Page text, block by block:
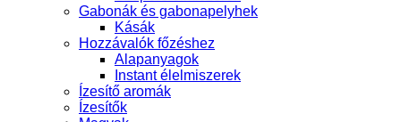
Gabonák és gabonapelyhek
Kásák
Hozzávalók főzéshez
Alapanyagok
Instant élelmiszerek
Ízesítő aromák
Ízesítők